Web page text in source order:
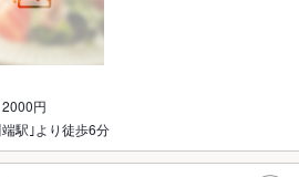
円
駅｣より徒歩6分